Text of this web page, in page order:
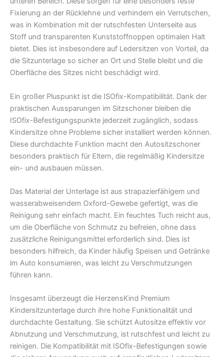
Fixierung an der Rücklehne und verhindern ein Verrutschen,
was in Kombination mit der rutschfesten Unterseite aus
Stoff und transparenten Kunststoffnoppen optimalen Halt
bietet. Dies ist insbesondere auf Ledersitzen von Vorteil, da
die Sitzunterlage so sicher an Ort und Stelle bleibt und die
Oberfläche des Sitzes nicht beschädigt wird.
Ein großer Pluspunkt ist die ISOfix-Kompatibilität. Dank der
praktischen Aussparungen im Sitzschoner bleiben die
ISOfix-Befestigungspunkte jederzeit zugänglich, sodass
Kindersitze ohne Probleme sicher installiert werden können.
Diese durchdachte Funktion macht den Autositzschoner
besonders praktisch für Eltern, die regelmäßig Kindersitze
ein- und ausbauen müssen.
Das Material der Unterlage ist aus strapazierfähigem und
wasserabweisendem Oxford-Gewebe gefertigt, was die
Reinigung sehr einfach macht. Ein feuchtes Tuch reicht aus,
um die Oberfläche von Schmutz zu befreien, ohne dass
zusätzliche Reinigungsmittel erforderlich sind. Dies ist
besonders hilfreich, da Kinder häufig Speisen und Getränke
im Auto konsumieren, was leicht zu Verschmutzungen
führen kann.
Insgesamt überzeugt die HerzensKind Premium
Kindersitzunterlage durch ihre hohe Funktionalität und
durchdachte Gestaltung. Sie schützt Autositze effektiv vor
Abnutzung und Verschmutzung, ist rutschfest und leicht zu
reinigen. Die Kompatibilität mit ISOfix-Befestigungen sowie